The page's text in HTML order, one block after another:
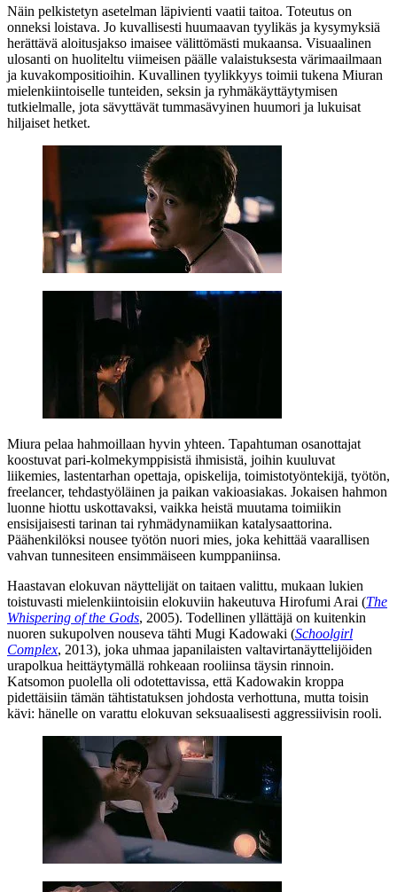
Näin pelkistetyn asetelman läpivienti vaatii taitoa. Toteutus on
onneksi loistava. Jo kuvallisesti huumaavan tyylikäs ja kysymyksiä
herättävä aloitusjakso imaisee välittömästi mukaansa. Visuaalinen
ulosanti on huoliteltu viimeisen päälle valaistuksesta värimaailmaan
ja kuvakompositioihin. Kuvallinen tyylikkyys toimii tukena Miuran
mielenkiintoiselle tunteiden, seksin ja ryhmäkäyttäytymisen
tutkielmalle, jota sävyttävät tummasävyinen huumori ja lukuisat
hiljaiset hetket.
Miura pelaa hahmoillaan hyvin yhteen. Tapahtuman osanottajat
koostuvat pari-kolmekymppisistä ihmisistä, joihin kuuluvat
liikemies, lastentarhan opettaja, opiskelija, toimistotyöntekijä, työtön,
freelancer, tehdastyöläinen ja paikan vakioasiakas. Jokaisen hahmon
luonne hiottu uskottavaksi, vaikka heistä muutama toimiikin
ensisijaisesti tarinan tai ryhmädynamiikan katalysaattorina.
Päähenkilöksi nousee työtön nuori mies, joka kehittää vaarallisen
vahvan tunnesiteen ensimmäiseen kumppaniinsa.
Haastavan elokuvan näyttelijät on taitaen valittu, mukaan lukien
toistuvasti mielenkiintoisiin elokuviin hakeutuva Hirofumi Arai (The
Whispering of the Gods, 2005). Todellinen yllättäjä on kuitenkin
nuoren sukupolven nouseva tähti Mugi Kadowaki (Schoolgirl
Complex, 2013), joka uhmaa japanilaisten valtavirtanäyttelijöiden
urapolkua heittäytymällä rohkeaan rooliinsa täysin rinnoin.
Katsomon puolella oli odotettavissa, että Kadowakin kroppa
pidettäisiin tämän tähtistatuksen johdosta verhottuna, mutta toisin
kävi: hänelle on varattu elokuvan seksuaalisesti aggressiivisin rooli.